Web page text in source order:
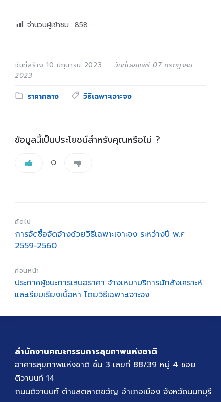
จำนวนผู้เข้าชม : 858
วันที่สร้าง 10 มิถุนายน 2023
วันที่เผยแพร่ 07 กรกฎาคม
2023
Category:
ราคากลาง Tags:
วิธีเฉพาะเจาะจง
ข้อมูลนี้เป็นประโยชน์สำหรับคุณหรือไม่ ?
0
ถัดไป
การจัดซื้อจัดจ้างด้วยวิธีเฉพาะเจาะจง ระหว่างปี พ.ศ
2559-2560
ก่อนหน้า
ประกาศผู้ชนะการเสนอราคา จ้างเหมาบริการนักสังเคราะห์
และเรียบเรียงเนื้อหา โดยวิธีเฉพาะเจาะจง
สำนักงานคณะกรรมการสุขภาพแห่งชาติ
อาคารสุขภาพแห่งชาติ ชั้น 3 เลขที่ 88/39 หมู่ 4 ซอย
ติวานนท์ 14
ถนนติวานนท์ ตำบลตลาดขวัญ อำเภอเมือง จังหวัดนนทบุรี